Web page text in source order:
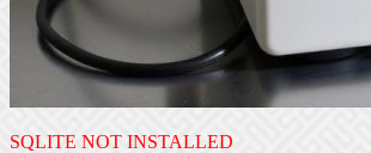
SQLITE NOT INSTALLED